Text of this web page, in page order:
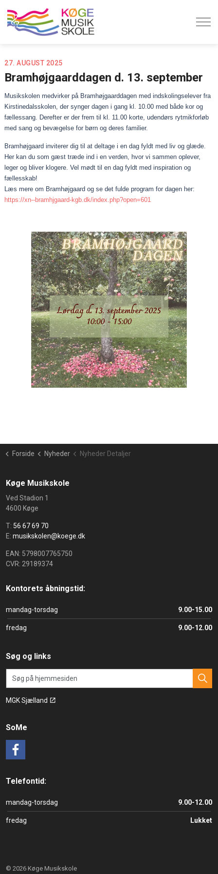
27. AUGUST 2025
Bramhøjgaarddagen d. 13. september
Musikskolen medvirker på Bramhøjgaarddagen med indskolingselever fra
Kirstinedalsskolen, der synger dagen i gang kl. 10.00 med både kor og
fællessang. Derefter er der frem til kl. 11.00 korte, udendørs rytmikforløb
med sang og bevægelse for børn og deres familier.
Bramhøjgaard inviterer dig til at deltage i en dag fyldt med liv og glæde.
Her kan du som gæst træde ind i en verden, hvor vi sammen oplever,
leger og bliver klogere. Vel mødt til en dag fyldt med inspiration og
fællesskab!
Læs mere om Bramhøjgaard og se det fulde program for dagen her:
https://xn--bramhjgaard-kgb.dk/index.php?open=601
Forside Nyheder Nyheder Detaljer
Køge Musikskole
Ved Stadion 1
4600 Køge
T: 56 67 69 70
E: musikskolen@koege.dk
EAN: 5798007765750
CVR: 29189374
Kontorets åbningstid:
mandag-torsdag 9.00-15.00
fredag 9.00-12.00
Søg og links
MGK Sjælland
SoMe
Telefontid:
mandag-torsdag 9.00-12.00
fredag Lukket
© 2026 Køge Musikskole